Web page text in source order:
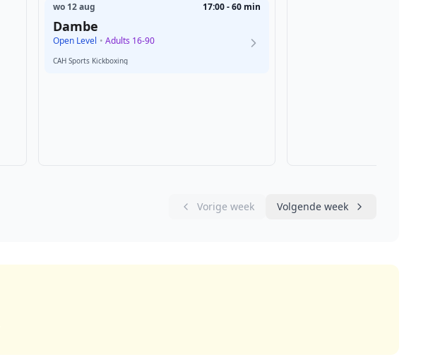
wo 12 aug 17:00 - 60 min
Dambe
Open Level • Adults 16-90
CAH Sports Kickboxing
Vorige week Volgende week